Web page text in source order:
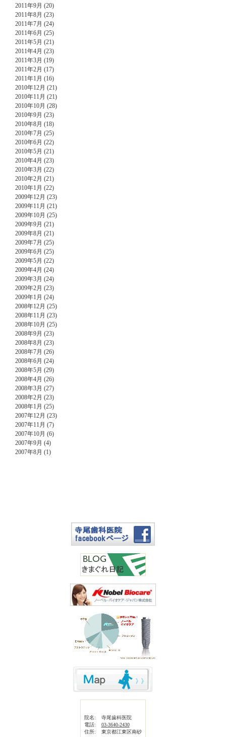
2011年9月 (20)
2011年8月 (23)
2011年7月 (24)
2011年6月 (25)
2011年5月 (21)
2011年4月 (23)
2011年3月 (19)
2011年2月 (17)
2011年1月 (16)
2010年12月 (21)
2010年11月 (21)
2010年10月 (28)
2010年9月 (23)
2010年8月 (18)
2010年7月 (25)
2010年6月 (22)
2010年5月 (21)
2010年4月 (23)
2010年3月 (22)
2010年2月 (21)
2010年1月 (22)
2009年12月 (23)
2009年11月 (21)
2009年10月 (25)
2009年9月 (21)
2009年8月 (21)
2009年7月 (25)
2009年6月 (25)
2009年5月 (22)
2009年4月 (24)
2009年3月 (24)
2009年2月 (23)
2009年1月 (24)
2008年12月 (25)
2008年11月 (23)
2008年10月 (25)
2008年9月 (23)
2008年8月 (23)
2008年7月 (26)
2008年6月 (24)
2008年5月 (29)
2008年4月 (26)
2008年3月 (27)
2008年2月 (23)
2008年1月 (25)
2007年12月 (23)
2007年11月 (7)
2007年10月 (6)
2007年9月 (4)
2007年8月 (1)
院名:
寺尾歯科医院
電話:
03-3640-2430
住所:
東京都江東区南砂